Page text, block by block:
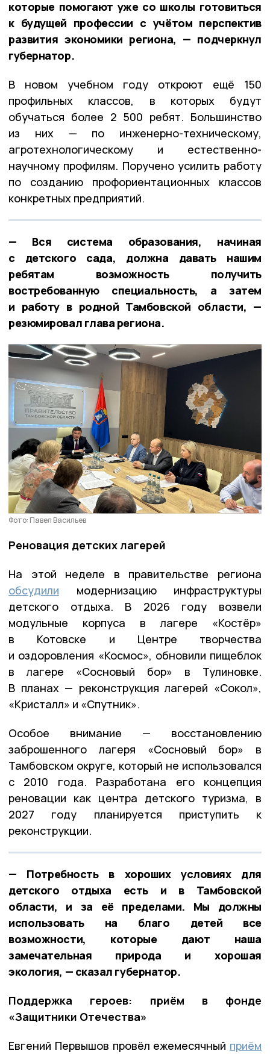
которые помогают уже со школы готовиться
к будущей профессии с учётом перспектив
развития экономики региона, — подчеркнул
губернатор.
В новом учебном году откроют ещё 150
профильных классов, в которых будут
обучаться более 2 500 ребят. Большинство
из них — по инженерно-техническому,
агротехнологическому и естественно-
научному профилям. Поручено усилить работу
по созданию профориентационных классов
конкретных предприятий.
— Вся система образования, начиная
с детского сада, должна давать нашим
ребятам возможность получить
востребованную специальность, а затем
и работу в родной Тамбовской области, —
резюмировал глава региона.
Фото: Павел Васильев
Реновация детских лагерей
На этой неделе в правительстве региона
обсудили модернизацию инфраструктуры
детского отдыха. В 2026 году возвели
модульные корпуса в лагере «Костёр»
в Котовске и Центре творчества
и оздоровления «Космос», обновили пищеблок
в лагере «Сосновый бор» в Тулиновке.
В планах — реконструкция лагерей «Сокол»,
«Кристалл» и «Спутник».
Особое внимание — восстановлению
заброшенного лагеря «Сосновый бор» в
Тамбовском округе, который не использовался
с 2010 года. Разработана его концепция
реновации как центра детского туризма, в
2027 году планируется приступить к
реконструкции.
— Потребность в хороших условиях для
детского отдыха есть и в Тамбовской
области, и за её пределами. Мы должны
использовать на благо детей все
возможности, которые дают наша
замечательная природа и хорошая
экология, — сказал губернатор.
Поддержка героев: приём в фонде
«Защитники Отечества»
Евгений Первышов провёл ежемесячный приём